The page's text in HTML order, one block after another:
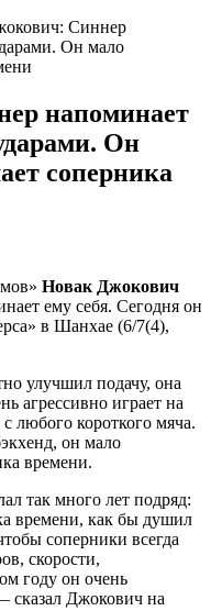
Синнер
Он мало
напоминает
Он
соперника
Новак Джокович
ему себя. Сегодня он
в Шанхае (6/7(4),
улучшил подачу, она
агрессивно играет на
любого короткого мяча.
он мало
времени.
так много лет подряд:
времени, как бы душил
соперники всегда
скорости,
году он очень
сказал Джокович на